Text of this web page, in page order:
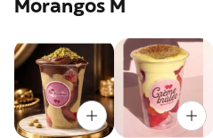
Morangos M